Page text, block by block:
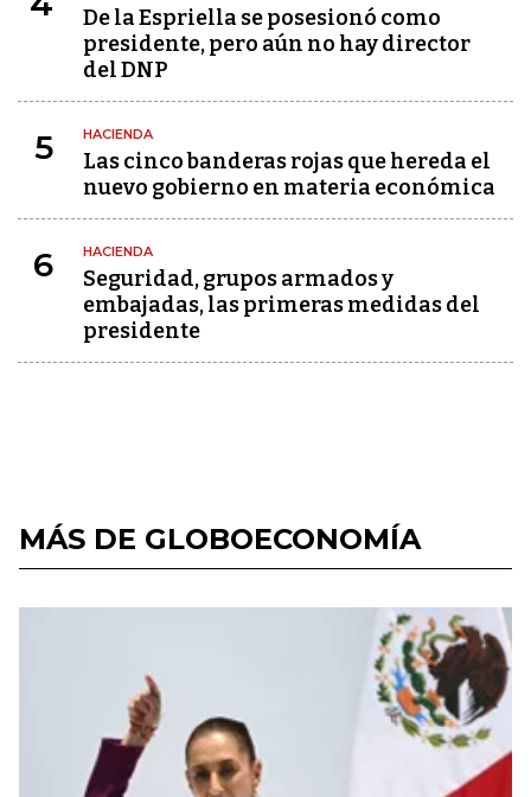
De la Espriella se posesionó como
presidente, pero aún no hay director
del DNP
5 HACIENDA
Las cinco banderas rojas que hereda el
nuevo gobierno en materia económica
6 HACIENDA
Seguridad, grupos armados y
embajadas, las primeras medidas del
presidente
MÁS DE GLOBOECONOMÍA